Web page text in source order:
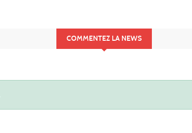
COMMENTEZ LA NEWS